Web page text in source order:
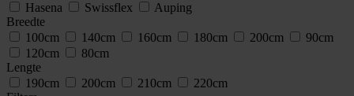
Hasena
Swissflex
Auping
Breedte
100cm
140cm 160cm 180cm 200cm
90cm
120cm
80cm
Lengte
190cm
200cm 210cm
220cm